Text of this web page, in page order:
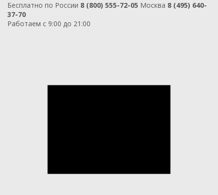
Бесплатно по России 8 (800) 555-72-05 Москва 8 (495) 640-
37-70
Работаем с 9:00 до 21:00